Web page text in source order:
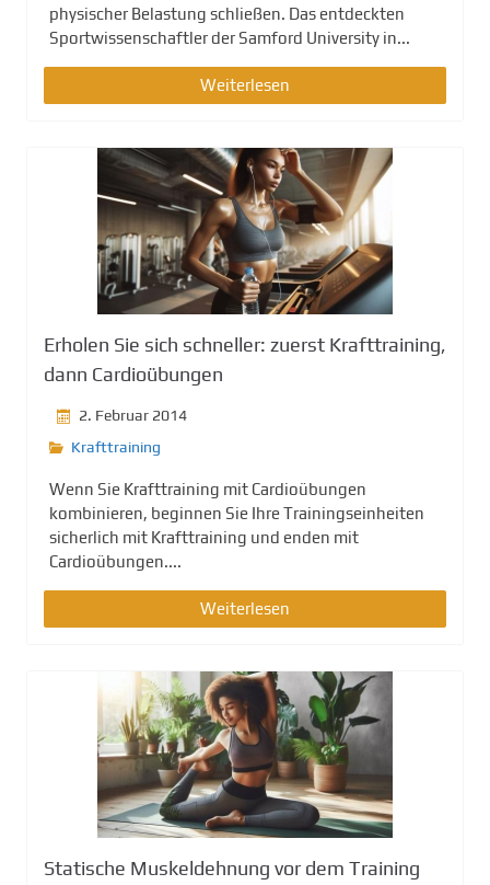
physischer Belastung schließen. Das entdeckten
Sportwissenschaftler der Samford University in...
Weiterlesen
Erholen Sie sich schneller: zuerst Krafttraining,
dann Cardioübungen
2. Februar 2014
Krafttraining
Wenn Sie Krafttraining mit Cardioübungen
kombinieren, beginnen Sie Ihre Trainingseinheiten
sicherlich mit Krafttraining und enden mit
Cardioübungen....
Weiterlesen
Statische Muskeldehnung vor dem Training